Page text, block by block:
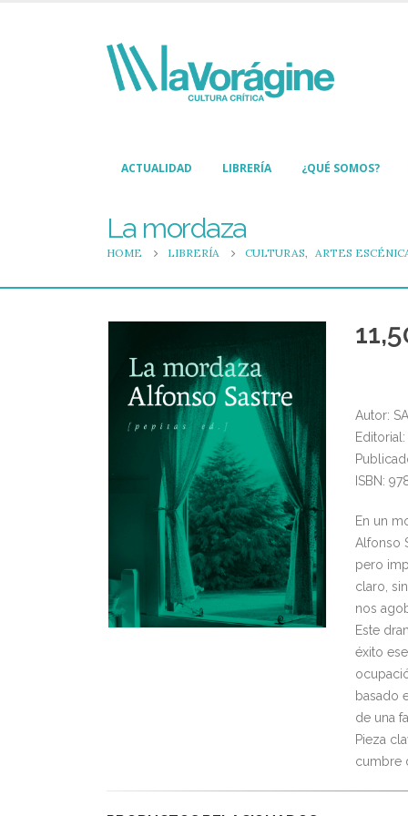
ACTUALIDAD LIBRERÍA ¿QUÉ SOMOS?
La mordaza
HOME LIBRERÍA CULTURAS, ARTES
Autor:
Editorial:
ISBN:
En un
Alfonso
pero
claro,
nos
Este
éxito
basado
de una
Pieza
cumbre